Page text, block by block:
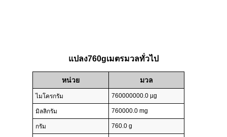
แปลง760gเมตรมวลทั่วไป
หน่วย มวล
ไมโครกรัม 760000000.0 µg
มิลลิกรัม 760000.0 mg
กรัม 760.0 g